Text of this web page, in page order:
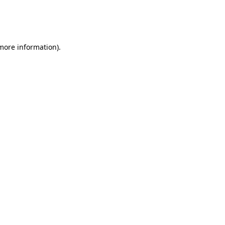
information).